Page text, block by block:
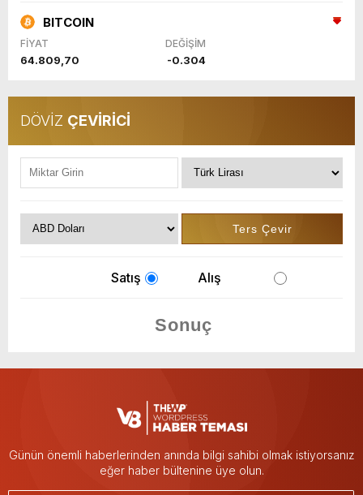
BITCOIN
FİYAT DEĞİŞİM
64.809,70 -0.304
DÖVİZ ÇEVİRİCİ
Satış Alış
Günün önemli haberlerinden anında bilgi sahibi olmak istiyorsanız
eğer haber bültenine üye olun.